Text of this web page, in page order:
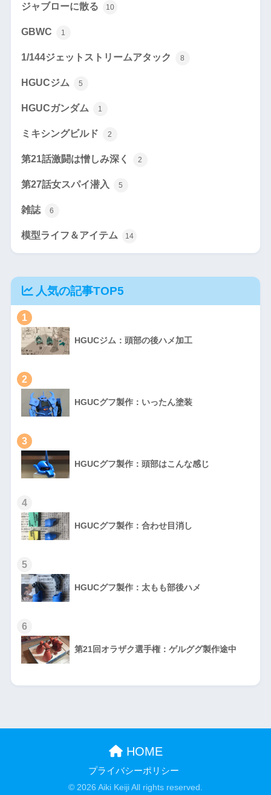
ジャブローに散る 10
GBWC 1
1/144ジェットストリームアタック 8
HGUCジム 5
HGUCガンダム 1
ミキシングビルド 2
第21話激闘は憎しみ深く 2
第27話女スパイ潜入 5
雑誌 6
模型ライフ＆アイテム 14
人気の記事TOP5
1
HGUCジム：頭部の後ハメ加工
2
HGUCグフ製作：いったん塗装
3
HGUCグフ製作：頭部はこんな感じ
4
HGUCグフ製作：合わせ目消し
5
HGUCグフ製作：太もも部後ハメ
6
第21回オラザク選手権：ゲルググ製作途中
HOME
プライバシーポリシー
© 2026 Aiki Keiji All rights reserved.